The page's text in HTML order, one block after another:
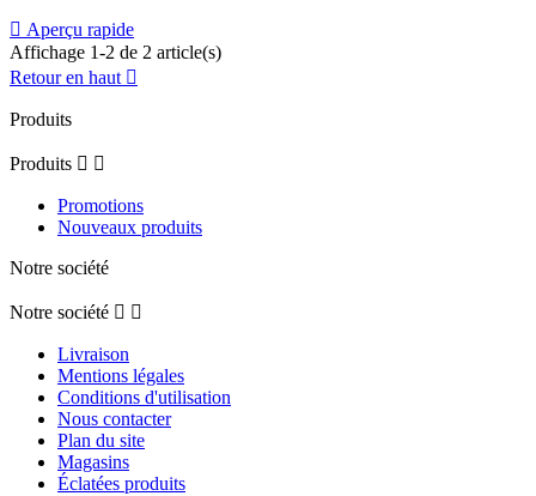
 Aperçu rapide
Affichage 1-2 de 2 article(s)
Retour en haut 
Produits
Produits  
Promotions
Nouveaux produits
Notre société
Notre société  
Livraison
Mentions légales
Conditions d'utilisation
Nous contacter
Plan du site
Magasins
Éclatées produits